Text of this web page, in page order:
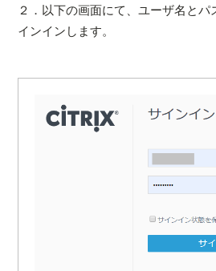
２．以下の画面にて、ユーザ名と
インインします。